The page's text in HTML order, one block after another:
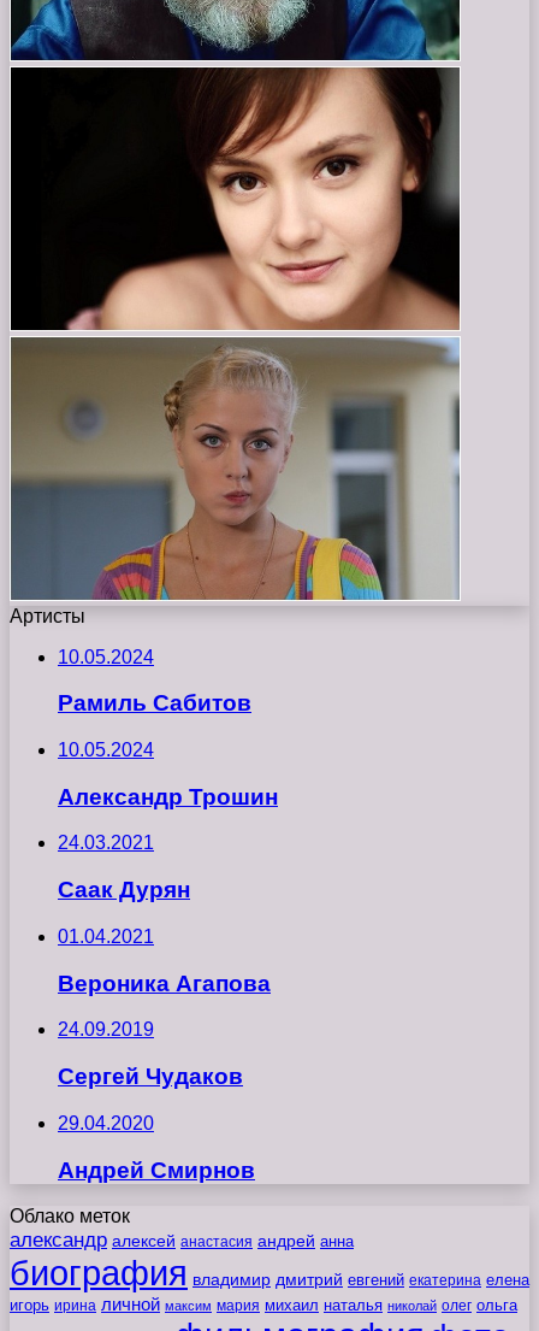
Артисты
10.05.2024
Рамиль Сабитов
10.05.2024
Александр Трошин
24.03.2021
Саак Дурян
01.04.2021
Вероника Агапова
24.09.2019
Сергей Чудаков
29.04.2020
Андрей Смирнов
Облако меток
александр алексей анастасия андрей анна
биография владимир дмитрий евгений екатерина елена
игорь ирина личной максим мария михаил наталья николай олег ольга